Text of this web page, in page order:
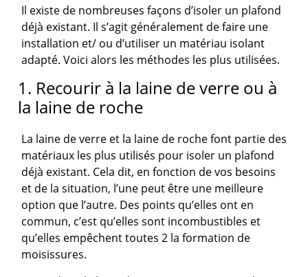
Il existe de nombreuses façons d’isoler un plafond
déjà existant. Il s’agit généralement de faire une
installation et/ ou d’utiliser un matériau isolant
adapté. Voici alors les méthodes les plus utilisées.
1. Recourir à la laine de verre ou à
la laine de roche
La laine de verre et la laine de roche font partie des
matériaux les plus utilisés pour isoler un plafond
déjà existant. Cela dit, en fonction de vos besoins
et de la situation, l’une peut être une meilleure
option que l’autre. Des points qu’elles ont en
commun, c’est qu’elles sont incombustibles et
qu’elles empêchent toutes 2 la formation de
moisissures.